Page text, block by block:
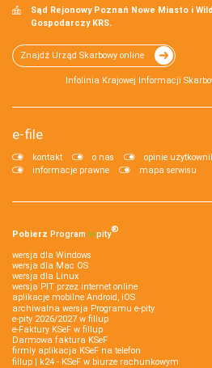
Sąd Rejonowy Poznań Nowe Miasto i
Gospodarczy KRS.
Znajdź Urząd Skarbowy online
Infolinia Krajowej Informacji
e-file
kontakt o nas opinie
informacje prawne
mapa serwisu
Pobierz Program e‑pity®
wersja dla Windows
wersja dla Mac OS
wersja dla Linux
wersja PIT przez internet online
aplikacje mobilne Android, iOS
archiwalna wersja Programu e-pity
e-pity 2026/2027 w fillup
e‑Faktury KSeF w fillup
Darmowa faktura KSeF
firmly aplikacja KSeF na telefon
fillup | k24 - KSeF w biurze rachunkowym